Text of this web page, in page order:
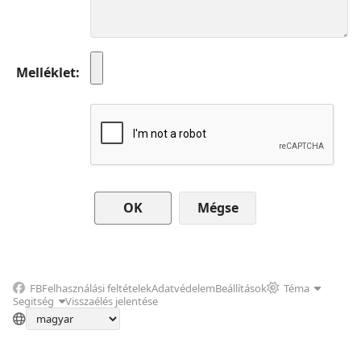
Melléklet
Mégse
FBFelhasználási feltételekAdatvédelemBeállítások
Téma
Segitség
Visszaélés jelentése